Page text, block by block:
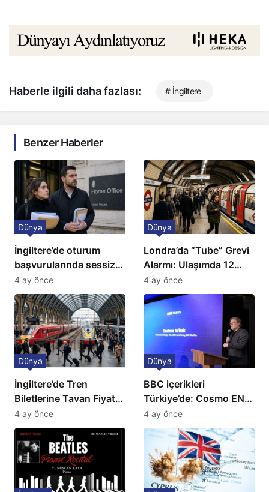
Haberle ilgili daha fazlası: # İngiltere
Benzer Haberler
İngiltere’de oturum
başvurularında sessiz
kriz: Büyükelçilikten
açıklama!
Dünya
4 ay önce
Londra’da “Tube” Grevi
Alarmı: Ulaşımda 12
Günlük Kaos Kapıda
Dünya
4 ay önce
İngiltere’de Tren
Biletlerine Tavan Fiyat:
Ulaşımda Yeni
Düzenleme
Dünya
4 ay önce
BBC içerikleri
Türkiye’de: Cosmo EN
ve BBC Player yayında
Dünya
4 ay önce